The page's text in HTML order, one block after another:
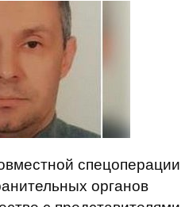
спецоперации
органов